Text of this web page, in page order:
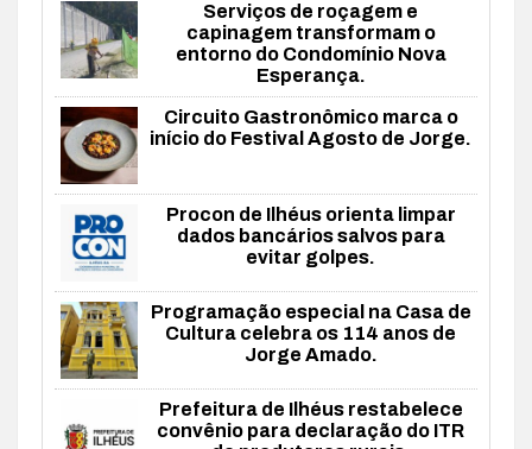
Serviços de roçagem e
capinagem transformam o
entorno do Condomínio Nova
Esperança.
Circuito Gastronômico marca o
início do Festival Agosto de Jorge.
Procon de Ilhéus orienta limpar
dados bancários salvos para
evitar golpes.
Programação especial na Casa de
Cultura celebra os 114 anos de
Jorge Amado.
Prefeitura de Ilhéus restabelece
convênio para declaração do ITR